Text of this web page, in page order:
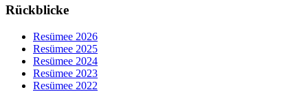
Rückblicke
Resümee 2026
Resümee 2025
Resümee 2024
Resümee 2023
Resümee 2022